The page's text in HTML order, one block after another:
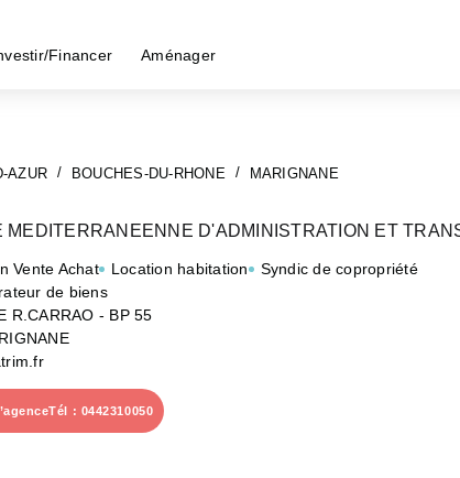
Financer Aménager
AZUR BOUCHES-DU-RHONE MARIGNANE
MEDITERRANEENNE D'ADMINISTRATION ET
Vente Achat Location habitation
Syndic de copropriété
de biens
R.CARRAO - BP 55
Tél : 0442310050